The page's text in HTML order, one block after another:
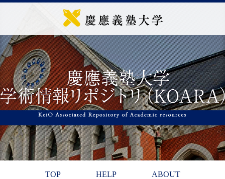
TOP HELP ABOUT